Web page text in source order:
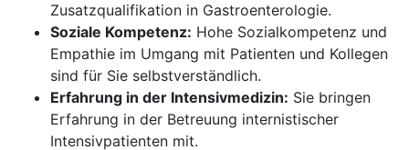
Zusatzqualifikation in Gastroenterologie.
Soziale Kompetenz: Hohe Sozialkompetenz und
Empathie im Umgang mit Patienten und Kollegen
sind für Sie selbstverständlich.
Erfahrung in der Intensivmedizin: Sie bringen
Erfahrung in der Betreuung internistischer
Intensivpatienten mit.